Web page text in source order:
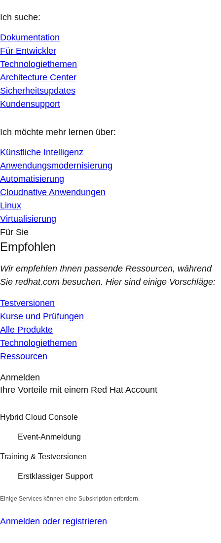
Ich suche:
Dokumentation
Für Entwickler
Technologiethemen
Architecture Center
Sicherheitsupdates
Kundensupport
Ich möchte mehr lernen über:
Künstliche Intelligenz
Anwendungsmodernisierung
Automatisierung
Cloudnative Anwendungen
Linux
Virtualisierung
Für Sie
Empfohlen
Wir empfehlen Ihnen passende Ressourcen, während
Sie redhat.com besuchen. Hier sind einige Vorschläge:
Testversionen
Kurse und Prüfungen
Alle Produkte
Technologiethemen
Ressourcen
Anmelden
Ihre Vorteile mit einem Red Hat Account
Hybrid Cloud Console
Event-Anmeldung
Training & Testversionen
Erstklassiger Support
Einige Services können eine Subskription erfordern.
Anmelden oder registrieren